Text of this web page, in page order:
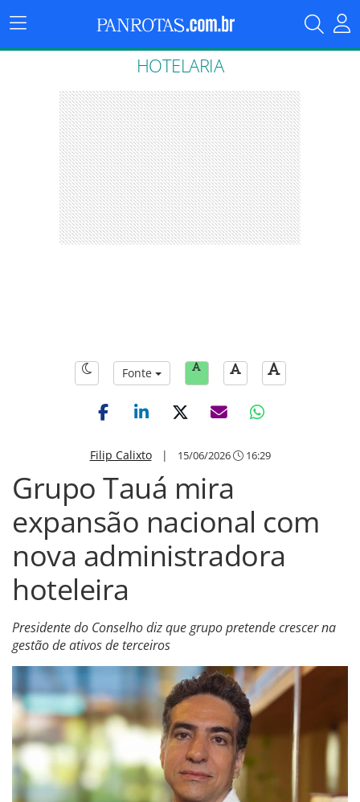
Menu
Principal
HOTELARIA
Fonte
Filip Calixto| 15/06/2026 16:29
Grupo Tauá mira
expansão nacional com
nova administradora
hoteleira
Presidente do Conselho diz que grupo pretende crescer na
gestão de ativos de terceiros